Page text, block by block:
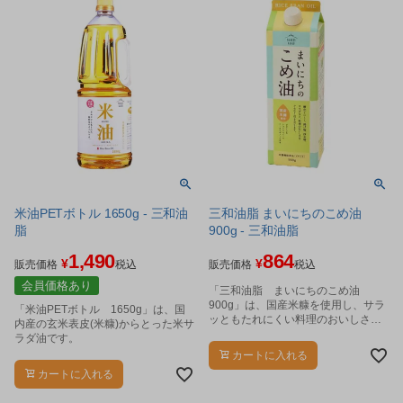
米油PETボトル 1650g - 三和油
脂
販売価格 ¥1,490税込
会員価格あり
「米油PETボトル 1650g」は、国
内産の玄米表皮(米糠)からとった米サ
ラダ油です。
カートに入れる
三和油脂 まいにちのこめ油
900g - 三和油脂
販売価格 ¥864税込
「三和油脂 まいにちのこめ油
900g」は、国産米糠を使用し、サラ
ッともたれにくい料理のおいしさを
カートに入れる